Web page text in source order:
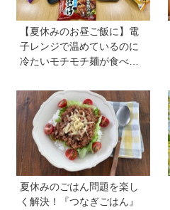
【夏休みのお昼ご飯に】電
子レンジで温めているのに
冷たいモチモチ麺が食べら
リーズを試してみた｜育ち
盛りにおすすめプラス一品
も紹介♪
夏休みのごはん問題を楽し
く解決！『つなぎごはん』